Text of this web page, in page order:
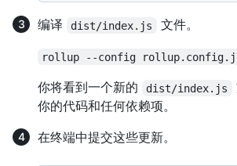
编译 dist/index.js 文件。
rollup --config
你将看到一个新的 dist/index.js
你的代码和任何依赖项。
在终端中提交这些更新。